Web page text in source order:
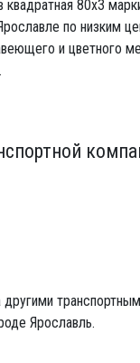
квадратная 80х3
по низким
и цветного
Ярославль.